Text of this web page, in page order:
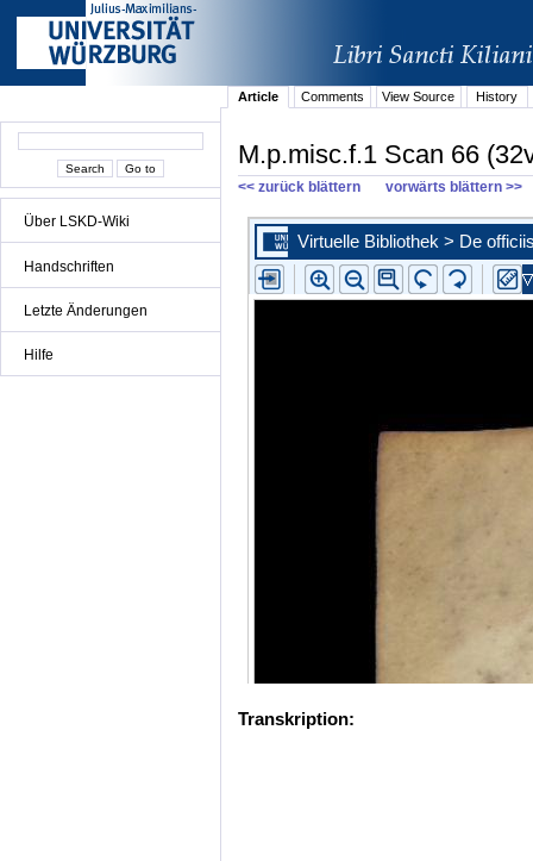
Über LSKD-Wiki
Handschriften
Letzte Änderungen
Hilfe
Article Comments View Source History
M.p.misc.f.1 Scan 66
<< zurück blättern vorwärts blättern >>
Transkription: